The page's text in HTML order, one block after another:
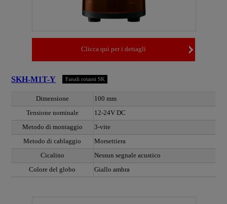
Clicca qui per i dettagli
SKH-M1T-Y Fanali rotanti SK
Dimensione
100 mm
Tensione nominale
12-24V DC
Metodo di montaggio
3-vite
Metodo di cablaggio
Morsettiera
Cicalino
Nessun segnale acustico
Colore del globo
Giallo ambra